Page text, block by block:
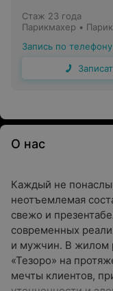
Стаж 23 года
Парикмахер •
Запись по телефону
О нас
Каждый не
неотъемлемая
свежо и
современных
и мужчин. В жилом
«Тезоро» на
мечты клиентов,